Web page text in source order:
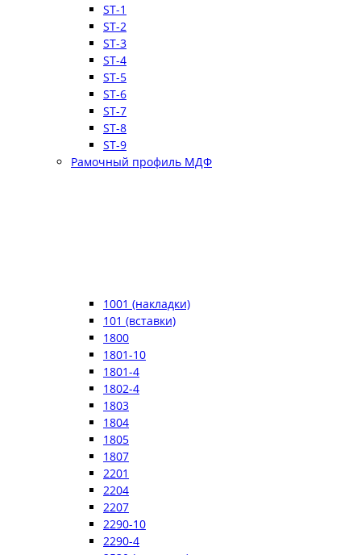
ST-1
ST-2
ST-3
ST-4
ST-5
ST-6
ST-7
ST-8
ST-9
Рамочный профиль МДФ
1001 (накладки)
101 (вставки)
1800
1801-10
1801-4
1802-4
1803
1804
1805
1807
2201
2204
2207
2290-10
2290-4